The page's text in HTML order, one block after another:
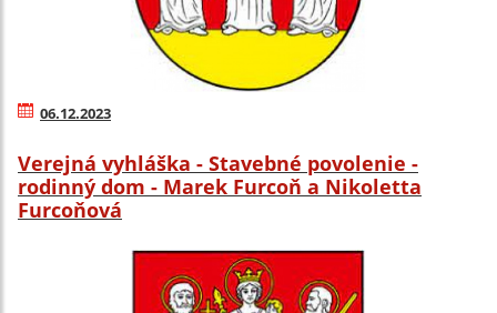
06.12.2023
Verejná vyhláška - Stavebné povolenie -
rodinný dom - Marek Furcoň a Nikoletta
Furcoňová